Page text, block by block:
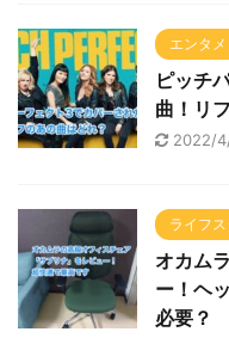
エンタ
ピッチ
曲！リ
2022/
ライフ
オカム
ー！ヘ
必要？